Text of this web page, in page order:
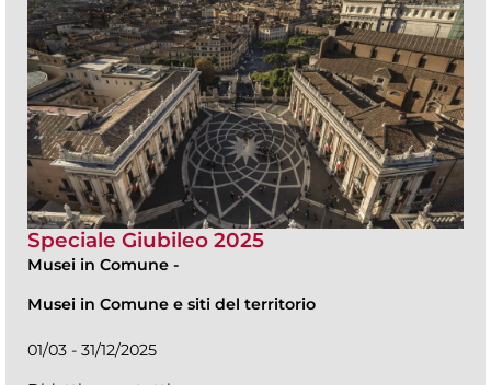
Speciale Giubileo 2025
Musei in Comune -
Musei in Comune e siti del territorio
01/03 - 31/12/2025